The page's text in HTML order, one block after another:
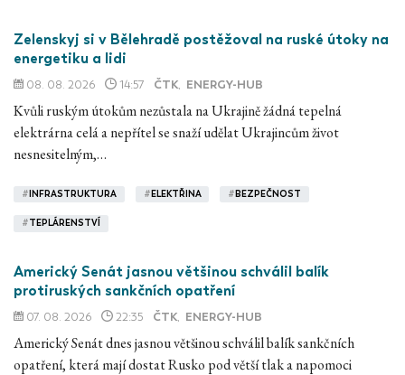
Zelenskyj si v Bělehradě postěžoval na ruské útoky na
energetiku a lidi
08. 08. 2026 14:57 ČTK, ENERGY-HUB
Kvůli ruským útokům nezůstala na Ukrajině žádná tepelná
elektrárna celá a nepřítel se snaží udělat Ukrajincům život
nesnesitelným,…
# INFRASTRUKTURA # ELEKTŘINA # BEZPEČNOST
#TEPLÁRENSTVÍ
Americký Senát jasnou většinou schválil balík
protiruských sankčních opatření
07. 08. 2026 22:35 ČTK ENERGY-HUB
Americký Senát dnes jasnou většinou schválil balík sankčních
opatření, která mají dostat Rusko pod větší tlak a napomoci